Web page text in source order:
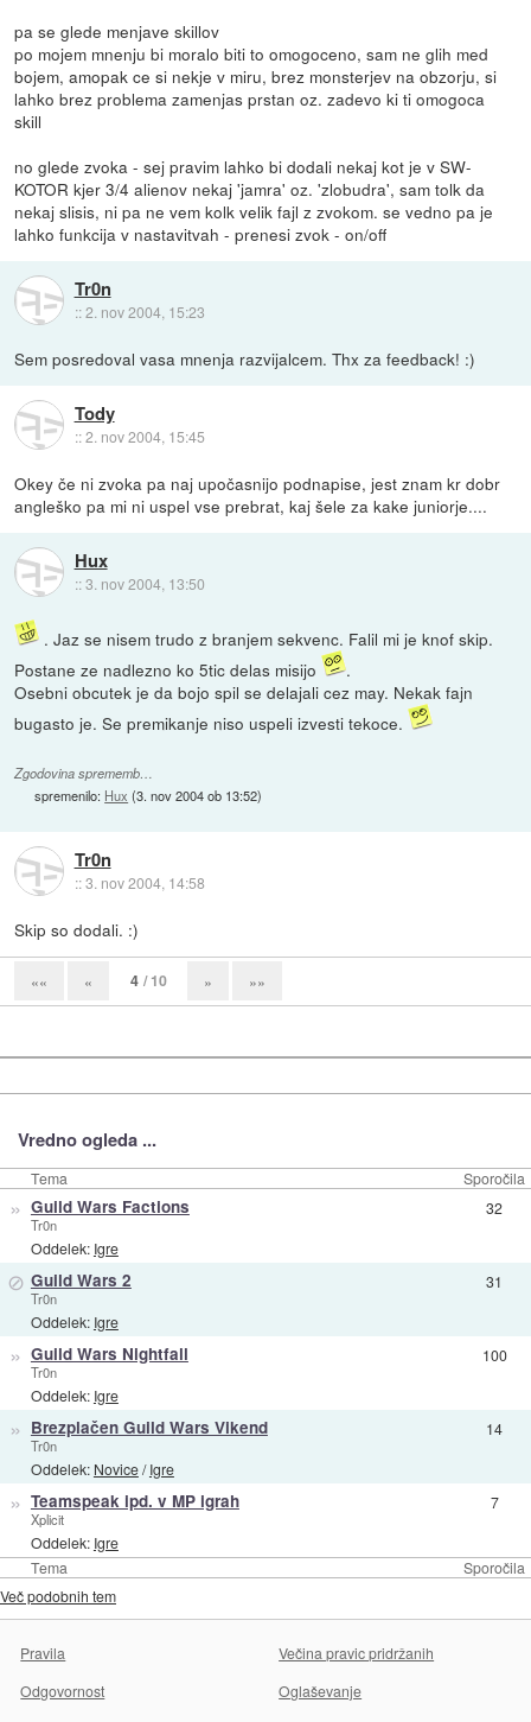
pa se glede menjave skillov
po mojem mnenju bi moralo biti to omogoceno, sam ne glih med
bojem, amopak ce si nekje v miru, brez monsterjev na obzorju, si
lahko brez problema zamenjas prstan oz. zadevo ki ti omogoca
skill
no glede zvoka - sej pravim lahko bi dodali nekaj kot je v SW-
KOTOR kjer 3/4 alienov nekaj 'jamra' oz. 'zlobudra', sam tolk da
nekaj slisis, ni pa ne vem kolk velik fajl z zvokom. se vedno pa je
lahko funkcija v nastavitvah - prenesi zvok - on/off
Tr0n
::2. nov 2004, 15:23
Sem posredoval vasa mnenja razvijalcem. Thx za feedback! :)
Tody
::2. nov 2004, 15:45
Okey če ni zvoka pa naj upočasnijo podnapise, jest znam kr dobr
angleško pa mi ni uspel vse prebrat, kaj šele za kake juniorje....
Hux
::3. nov 2004, 13:50
. Jaz se nisem trudo z branjem sekvenc. Falil mi je knof skip.
Postane ze nadlezno ko 5tic delas misijo
.
Osebni obcutek je da bojo spil se delajali cez may. Nekak fajn
bugasto je. Se premikanje niso uspeli izvesti tekoce.
Zgodovina sprememb…
spremenilo: Hux (3. nov 2004 ob 13:52)
Tr0n
::3. nov 2004, 14:58
Skip so dodali. :)
«« « 4 / 10 » »»
Vredno ogleda ...
Tema Sporočila
Tema Sporočila
» Guild Wars Factions
Tr0n
Oddelek: Igre
32
⊘ Guild Wars 2
Tr0n
Oddelek: Igre
31
» Guild Wars Nightfall
Tr0n
Oddelek: Igre
100
» Brezplačen Guild Wars Vikend
Tr0n
Oddelek: Novice/Igre
14
» Teamspeak ipd. v MP igrah
Xplicit
Oddelek: Igre
7
Več podobnih tem
Pravila
Večina pravic pridržanih
Odgovornost
Oglaševanje